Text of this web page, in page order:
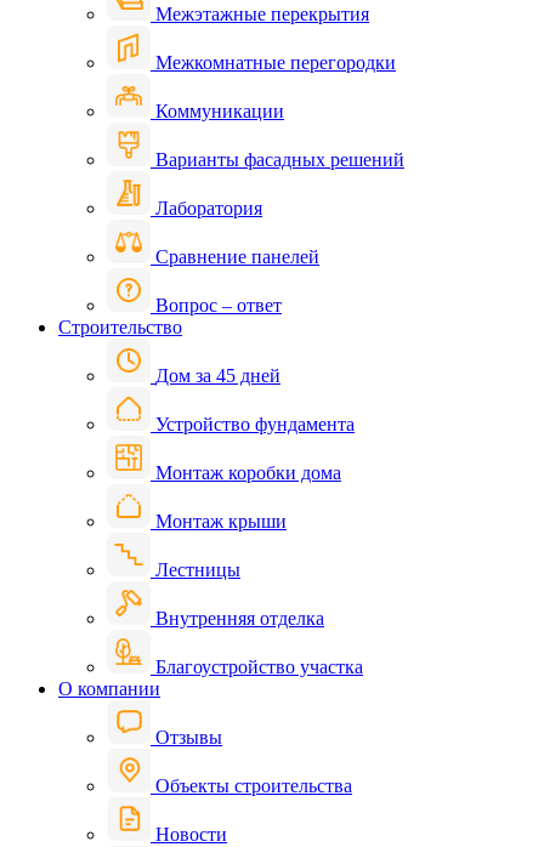
Межэтажные перекрытия
Межкомнатные перегородки
Коммуникации
Варианты фасадных решений
Лаборатория
Сравнение панелей
Вопрос – ответ
Строительство
Дом за 45 дней
Устройство фундамента
Монтаж коробки дома
Монтаж крыши
Лестницы
Внутренняя отделка
Благоустройство участка
О компании
Отзывы
Объекты строительства
Новости